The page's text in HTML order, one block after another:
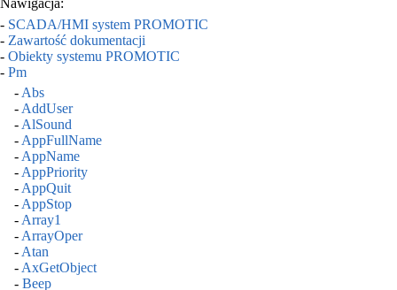
Nawigacja:
- SCADA/HMI system PROMOTIC
- Zawartość dokumentacji
- Obiekty systemu PROMOTIC
- Pm
-Abs
-AddUser
-AlSound
-AppFullName
-AppName
-AppPriority
-AppQuit
-AppStop
-Array1
-ArrayOper
-Atan
-AxGetObject
- Beep